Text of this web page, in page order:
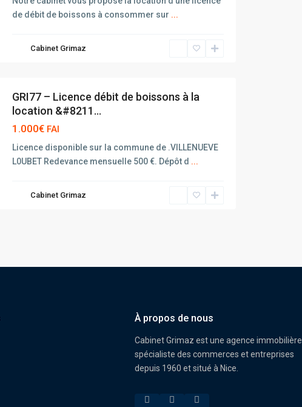
de débit de boissons à consommer sur ...
Cabinet Grimaz
GRI77 – Licence débit de boissons à la
location &#8211...
1.000€ FAI
Licence disponible sur la commune de .VILLENUEVE
L0UBET Redevance mensuelle 500 €. Dépôt d ...
Cabinet Grimaz
À propos de nous
Cabinet Grimaz est une agence immobilière
spécialiste des commerces et entreprises
depuis 1960 et situé à Nice.